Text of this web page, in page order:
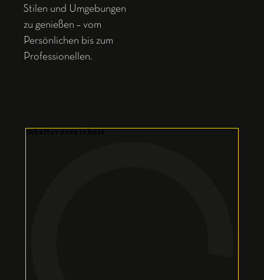
Stilen und Umgebungen
zu genießen – vom
Persönlichen bis zum
Professionellen.